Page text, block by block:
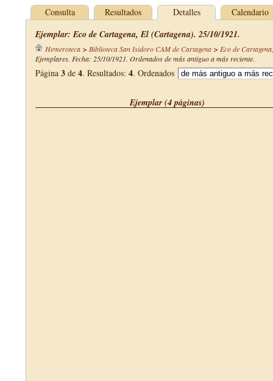
Consulta Resultados Detalles Calendario
Ejemplar: Eco de Cartagena, El (Cartagena). 25/10/1921.
Hemeroteca> Biblioteca San Isidoro CAM de Cartagena> Eco de
Ejemplares. Fecha: 25/10/1921. Ordenados de más antiguo a más reciente.
Página 3 de 4. Resultados: 4. Ordenados
Ejemplar (4 páginas)